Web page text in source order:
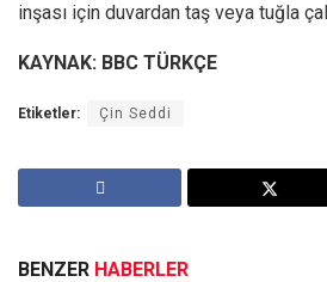
inşası için duvardan taş veya tuğla
KAYNAK: BBC TÜRKÇE
Etiketler: Çin Seddi
BENZER HABERLER